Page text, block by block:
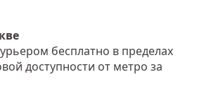
бесплатно в пределах
доступности от метро за